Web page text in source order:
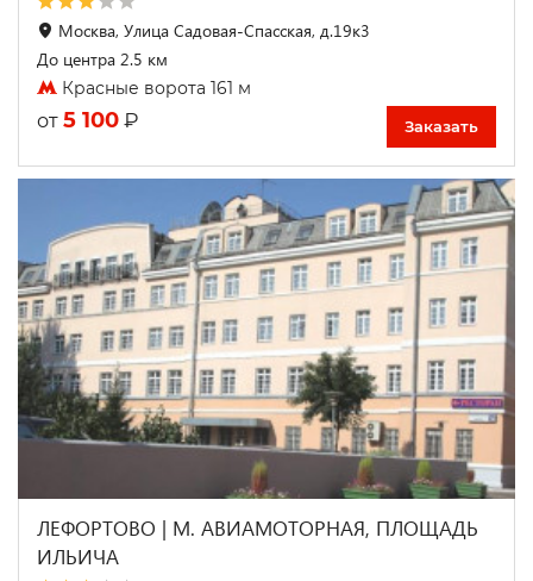
Москва, Улица Садовая-Спасская, д.19к3
До центра 2.5 км
Красные ворота 161 м
от 5 100 ₽ Заказать
ЛЕФОРТОВО | М. АВИАМОТОРНАЯ, ПЛОЩАДЬ
ИЛЬИЧА